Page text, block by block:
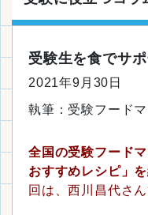
受験生を食でサ
2021年9月30日
執筆：受験フード
全国の受験フード
おすすめレシピ」
回は、西川昌代さん